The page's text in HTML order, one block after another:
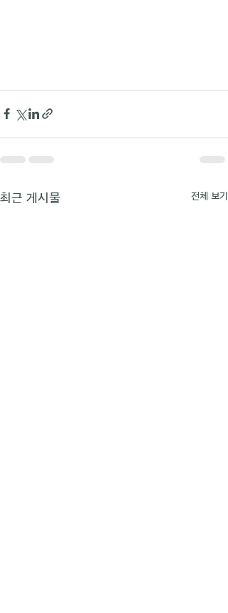
최근 게시물 전체 보기